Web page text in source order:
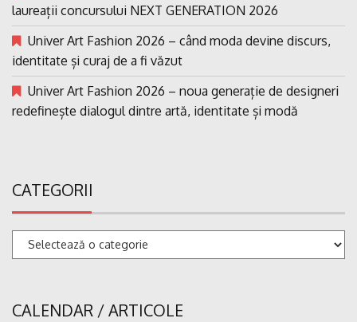
laureații concursului NEXT GENERATION 2026
Univer Art Fashion 2026 – când moda devine discurs,
identitate și curaj de a fi văzut
Univer Art Fashion 2026 – noua generație de designeri
redefinește dialogul dintre artă, identitate și modă
CATEGORII
Categorii
CALENDAR / ARTICOLE